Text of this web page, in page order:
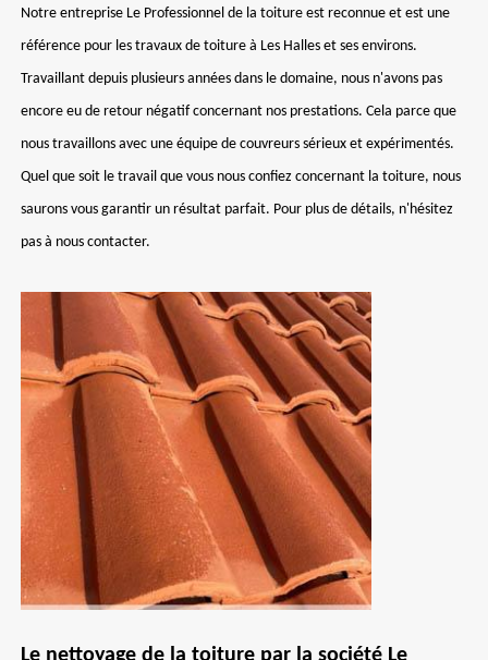
Notre entreprise Le Professionnel de la toiture est reconnue et est une
référence pour les travaux de toiture à Les Halles et ses environs.
Travaillant depuis plusieurs années dans le domaine, nous n'avons pas
encore eu de retour négatif concernant nos prestations. Cela parce que
nous travaillons avec une équipe de couvreurs sérieux et expérimentés.
Quel que soit le travail que vous nous confiez concernant la toiture, nous
saurons vous garantir un résultat parfait. Pour plus de détails, n'hésitez
pas à nous contacter.
Le nettoyage de la toiture par la société Le